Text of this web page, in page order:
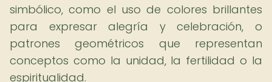
simbólico, como el uso de colores brillantes
para expresar alegría y celebración, o
patrones geométricos que representan
conceptos como la unidad, la fertilidad o la
espiritualidad.